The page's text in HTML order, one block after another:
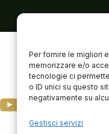
Per fornire le migliori
memorizzare e/o
tecnologie ci
o ID unici su questo
negativamente su
Gestisci servizi